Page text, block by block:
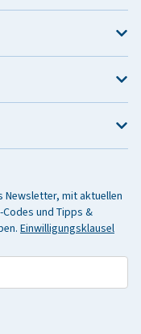
Newsletter, mit aktuellen
und Tipps &
Einwilligungsklausel